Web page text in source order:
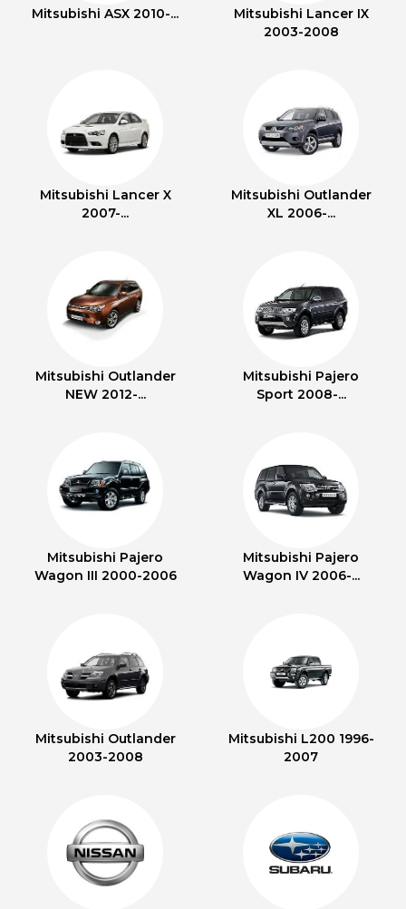
Mitsubishi ASX 2010-...
Mitsubishi Lancer IX
2003-2008
Mitsubishi Lancer X
2007-...
Mitsubishi Outlander
XL 2006-...
Mitsubishi Outlander
NEW 2012-...
Mitsubishi Pajero
Sport 2008-...
Mitsubishi Pajero
Wagon III 2000-2006
Mitsubishi Pajero
Wagon IV 2006-...
Mitsubishi Outlander
2003-2008
Mitsubishi L200 1996-
2007